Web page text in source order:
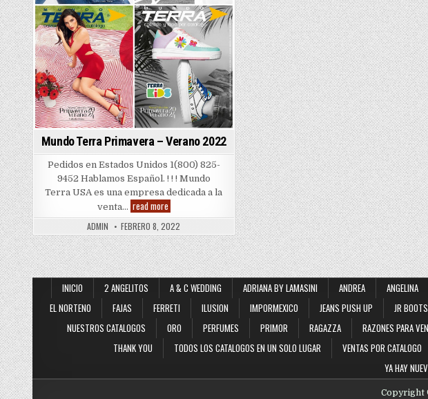
Mundo Terra Primavera – Verano 2022
Pedidos en Estados Unidos 1(800) 825-
9452 Hablamos Español. ! ! ! Mundo
Terra USA es una empresa dedicada a la
venta… read moreMundo
Terra
Primavera
–
Verano
2022
ADMIN FEBRERO 8, 2022
INICIO 2 ANGELITOS A & C WEDDING ADRIANA BY LAMASINI ANDREA ANGELINA
EL NORTENO
FAJAS FERRETI ILUSION IMPORMEXICO JEANS PUSH UP JR BOOTS
NUESTROS CATALOGOS
ORO PERFUMES PRIMOR RAGAZZA RAZONES PARA
THANK YOU
TODOS LOS CATALOGOS EN UN SOLO LUGAR VENTAS POR CATALOGO
YA HAY
Copyright